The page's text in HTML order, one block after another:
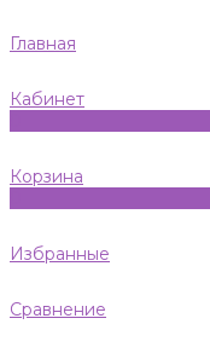
Главная
Кабинет
Корзина
Избранные
Сравнение